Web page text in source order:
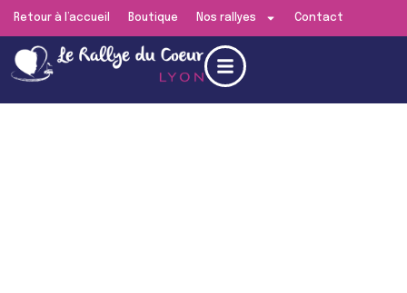
Retour à l’accueil Boutique Nos rallyes Contact